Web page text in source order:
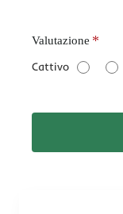
V
l
t
z
Valutazione
Cattivo